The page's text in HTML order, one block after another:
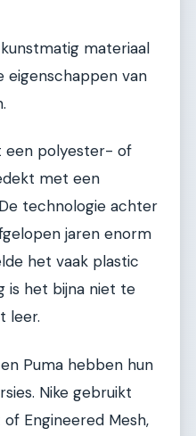
materiaal
eigenschappen van
een polyester- of
met een
technologie achter
jaren enorm
het vaak plastic
is het bijna niet te
leer.
Puma hebben hun
Nike gebruikt
Engineered Mesh,